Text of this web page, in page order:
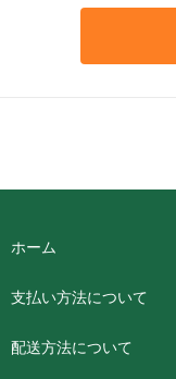
ホーム
支払い方法について
配送方法について